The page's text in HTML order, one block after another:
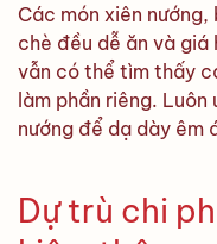
Các món xiên
chè đều dễ ăn và giá
vẫn có thể tìm thấy
làm phần riêng.
nướng để dạ dày êm
Dự trù chi